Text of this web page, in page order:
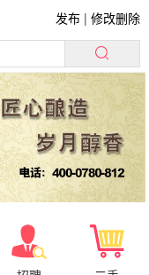
发布 |修改删除